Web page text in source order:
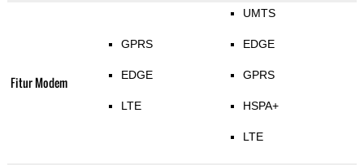
Fitur Modem
GPRS
EDGE
LTE
UMTS
EDGE
GPRS
HSPA+
LTE